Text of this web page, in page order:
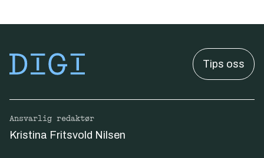
Tips oss
Ansvarlig redaktør
Kristina Fritsvold Nilsen